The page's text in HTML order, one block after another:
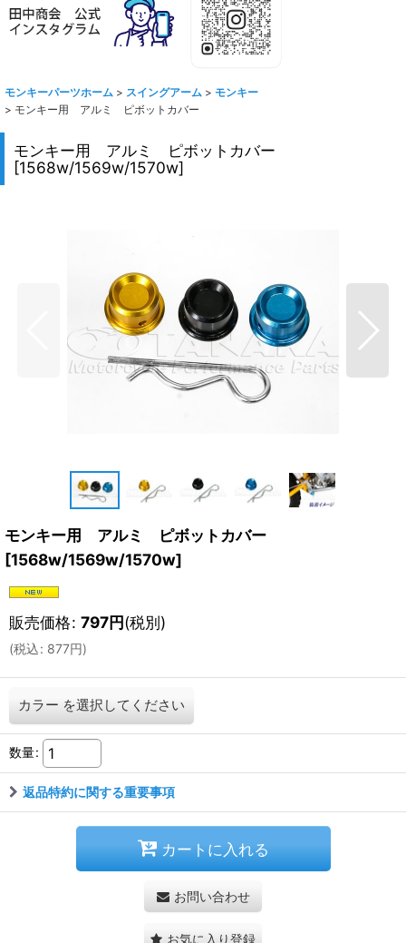
モンキーパーツホーム > スイングアーム > モンキー
> モンキー用 アルミ ピボットカバー
モンキー用 アルミ ピボットカバー
[1568w/1569w/1570w]
モンキー用 アルミ ピボットカバー
[1568w/1569w/1570w]
販売価格: 797円(税別)
(税込: 877円)
カラー を選択してください
数量:
返品特約に関する重要事項
カートに入れる
お問い合わせ
お気に入り登録